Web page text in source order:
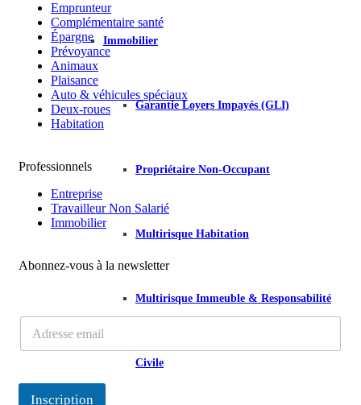
Immobilier
Garantie Loyers Impayés (GLI)
Propriétaire Non-Occupant
Multirisque Habitation
Multirisque Immeuble & Responsabilité
Civile
Emprunteur
Complémentaire santé
Épargne
Prévoyance
Animaux
Plaisance
Auto & véhicules spéciaux
Deux-roues
Habitation
Professionnels
Entreprise
Travailleur Non Salarié
Immobilier
Abonnez-vous à la newsletter
a
e
a
l
Inscription